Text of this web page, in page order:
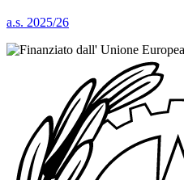
a.s. 2025/26